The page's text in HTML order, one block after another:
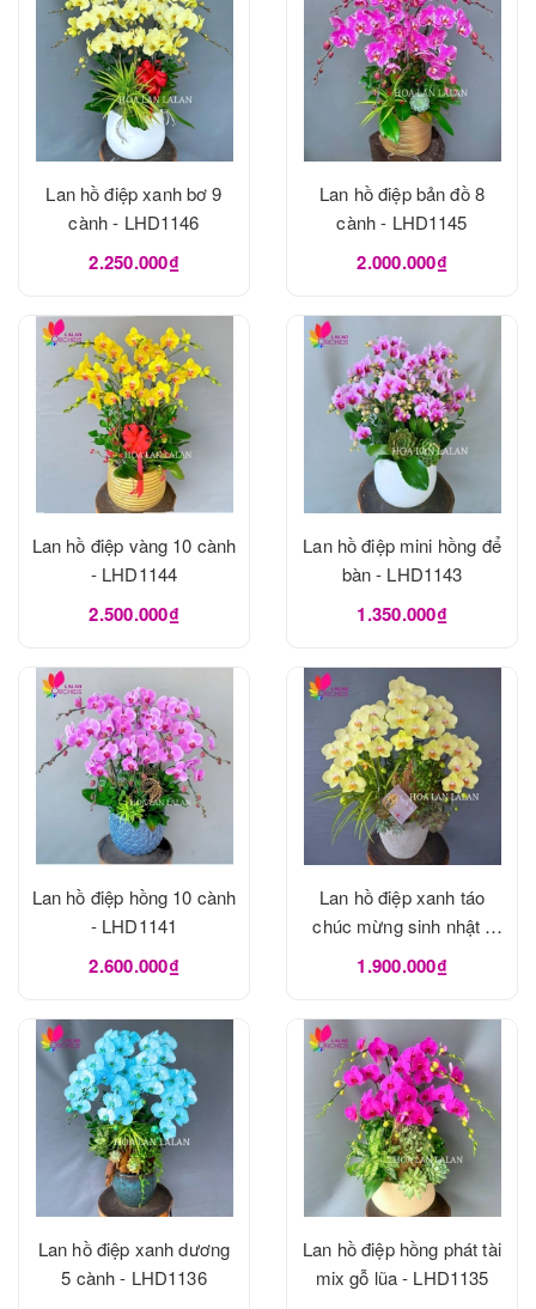
Lan hồ điệp xanh bơ 9
cành - LHD1146
2.250.000₫
Lan hồ điệp bản đồ 8
cành - LHD1145
2.000.000₫
Lan hồ điệp vàng 10 cành
- LHD1144
2.500.000₫
Lan hồ điệp mini hồng để
bàn - LHD1143
1.350.000₫
Lan hồ điệp hồng 10 cành
- LHD1141
2.600.000₫
Lan hồ điệp xanh táo
chúc mừng sinh nhật -
LHD1137
1.900.000₫
Lan hồ điệp xanh dương
5 cành - LHD1136
Lan hồ điệp hồng phát tài
mix gỗ lũa - LHD1135